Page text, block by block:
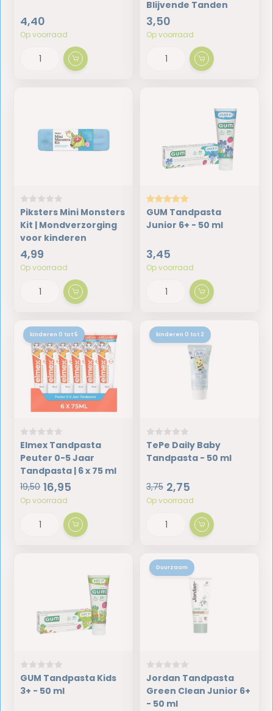
4,40
Op voorraad
Blijvende Tanden
3,50
Op voorraad
Piksters Mini Monsters
Kit | Mondverzorging
voor kinderen
4,99
Op voorraad
GUM Tandpasta
Junior 6+ - 50 ml
3,45
Op voorraad
kinderen 0 tot 5
Elmex Tandpasta
Peuter 0-5 Jaar
Tandpasta | 6 x 75 ml
19,50 16,95
Op voorraad
kinderen 0 tot 2
TePe Daily Baby
Tandpasta - 50 ml
3,75 2,75
Op voorraad
GUM Tandpasta Kids
3+ - 50 ml
Duurzaam
Jordan Tandpasta
Green Clean Junior 6+
- 50 ml